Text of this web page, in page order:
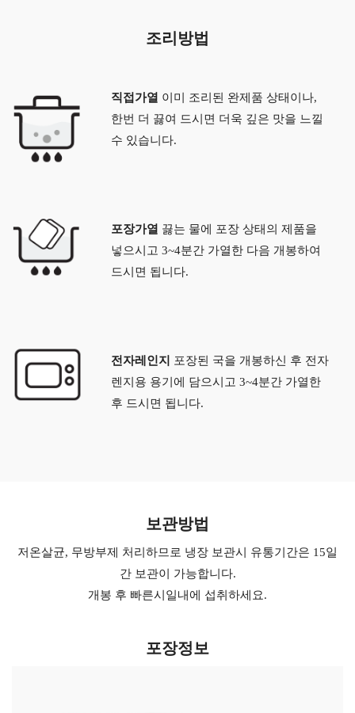
조리방법
직접가열 이미 조리된 완제품 상태이나,
한번 더 끓여 드시면 더욱 깊은 맛을 느낄
수 있습니다.
포장가열 끓는 물에 포장 상태의 제품을
넣으시고 3~4분간 가열한 다음 개봉하여
드시면 됩니다.
전자레인지
포장된 국을 개봉하신 후 전자
렌지용 용기에 담으시고 3~4분간 가열한
후 드시면 됩니다.
보관방법
저온살균, 무방부제 처리하므로 냉장 보관시 유통기간은 15일
간 보관이 가능합니다.
개봉 후 빠른시일내에 섭취하세요.
포장정보